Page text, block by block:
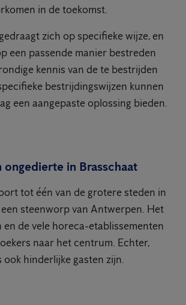
in de toekomst.
zich op specifieke wijze, en
een passende manier bestreden
kennis van de te bestrijden
bestrijdingswijzen kunnen
een aangepaste oplossing bieden.
in Brasschaat
tot één van de grotere steden in
steenworp van Antwerpen. Het
en de vele horeca-etablissementen
naar het centrum. Echter,
ook hinderlijke gasten zijn.